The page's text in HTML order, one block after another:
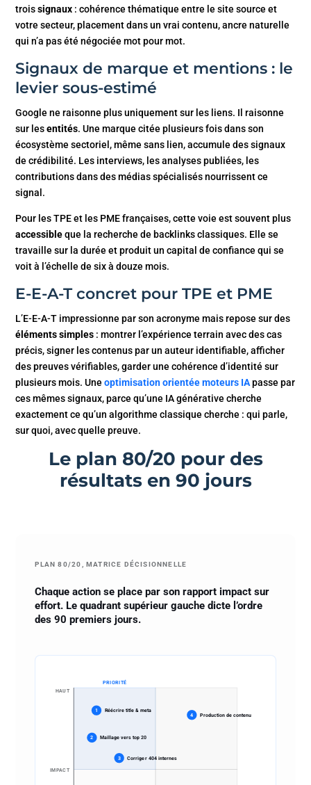
troissignaux : cohérence thématique entre le site source et
votre secteur, placement dans un vrai contenu, ancre naturelle
qui n’a pas été négociée mot pour mot.
Signaux de marque et mentions : le
levier sous-estimé
Google ne raisonne plus uniquement sur les liens. Il raisonne
sur lesentités. Une marque citée plusieurs fois dans son
écosystème sectoriel, même sans lien, accumule des signaux
de crédibilité. Les interviews, les analyses publiées, les
contributions dans des médias spécialisés nourrissent ce
signal.
Pour les TPE et les PME françaises, cette voie est souvent plus
accessibleque la recherche de backlinks classiques. Elle se
travaille sur la durée et produit un capital de confiance qui se
voit à l’échelle de six à douze mois.
E-E-A-T concret pour TPE et PME
L’E-E-A-T impressionne par son acronyme mais repose sur des
éléments simples : montrer l’expérience terrain avec des cas
précis, signer les contenus par un auteur identifiable, afficher
des preuves vérifiables, garder une cohérence d’identité sur
plusieurs mois. Uneoptimisation orientée moteurs IApasse par
ces mêmes signaux, parce qu’une IA générative cherche
exactement ce qu’un algorithme classique cherche : qui parle,
sur quoi, avec quelle preuve.
Le plan 80/20 pour des
résultats en 90 jours
PLAN 80/20, MATRICE DÉCISIONNELLE
Chaque action se place par son rapport impact sur
effort. Le quadrant supérieur gauche dicte l’ordre
des 90 premiers jours.
HAUT
IMPACT
PRIORITÉ
1 Réécrire title & meta
2 Maillage vers top 20
3 Corriger 404 internes
4 Production de contenu